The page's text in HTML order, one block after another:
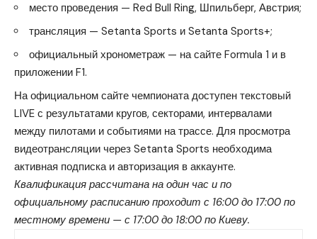
место проведения — Red Bull Ring, Шпильберг, Австрия;
трансляция — Setanta Sports и Setanta Sports+;
официальный хронометраж — насайте Formula 1 и в
приложении F1.
На официальном сайте чемпионата доступен текстовый
LIVE с результатами кругов, секторами, интервалами
между пилотами и событиями на трассе. Для просмотра
видеотрансляции через Setanta Sports необходима
активная подписка и авторизация в аккаунте.
Квалификация рассчитана на один час и по
официальному расписанию проходит с 16:00 до 17:00 по
местному времени — с 17:00 до 18:00 по Киеву.